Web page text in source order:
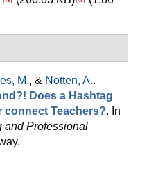
M., & Notten, A..
Does a Hashtag
connect Teachers?. In
and Professional